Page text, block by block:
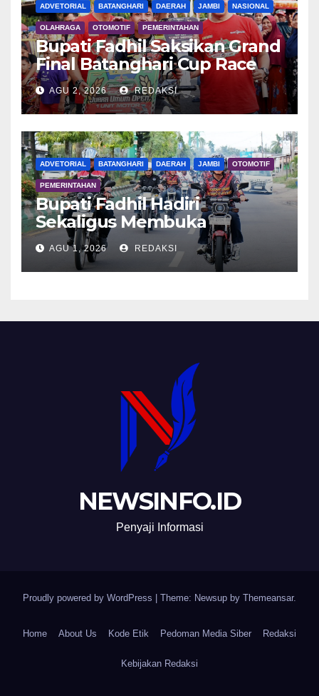
ADVETORIAL BATANGHARI DAERAH JAMBI NASIONAL
OLAHRAGA OTOMOTIF PEMERINTAHAN
Bupati Fadhil Saksikan Grand
Final Batanghari Cup Race
2026
AGU 2, 2026 REDAKSI
ADVETORIAL BATANGHARI DAERAH JAMBI OTOMOTIF
PEMERINTAHAN
Bupati Fadhil Hadiri
Sekaligus Membuka
Kegiatan Batanghari King
Club
AGU 1, 2026 REDAKSI
NEWSINFO.ID
Penyaji Informasi
Proudly powered by WordPress Theme: Newsup by Themeansar.
Home About Us Kode Etik Pedoman Media Siber Redaksi
Kebijakan Redaksi